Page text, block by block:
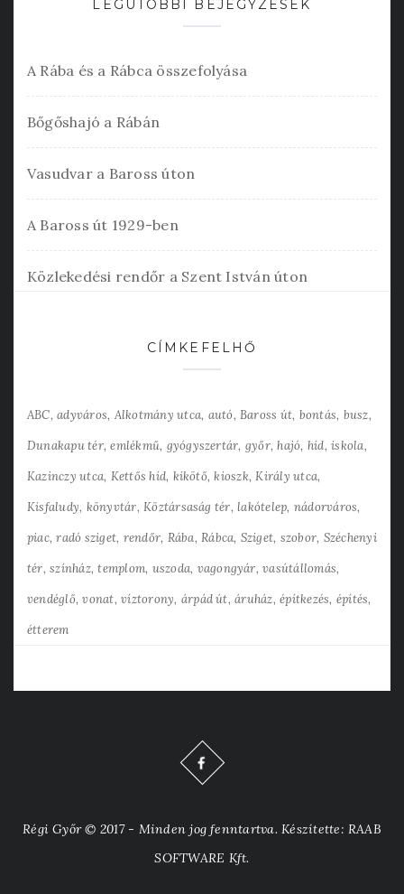
LEGUTÓBBI BEJEGYZÉSEK
A Rába és a Rábca összefolyása
Bőgőshajó a Rábán
Vasudvar a Baross úton
A Baross út 1929-ben
Közlekedési rendőr a Szent István úton
CÍMKEFELHŐ
ABC adyváros Alkotmány utca autó Baross út bontás busz
Dunakapu tér emlékmű gyógyszertár győr hajó híd iskola
Kazinczy utca Kettős híd kikötő kioszk Király utca
Kisfaludy könyvtár Köztársaság tér lakótelep nádorváros
piac radó sziget rendőr Rába Rábca Sziget szobor Széchenyi
tér színház templom uszoda vagongyár vasútállomás
vendéglő vonat víztorony árpád út áruház építkezés építés
étterem
Régi Győr © 2017 - Minden jog fenntartva. Készítette: RAAB
SOFTWARE Kft.